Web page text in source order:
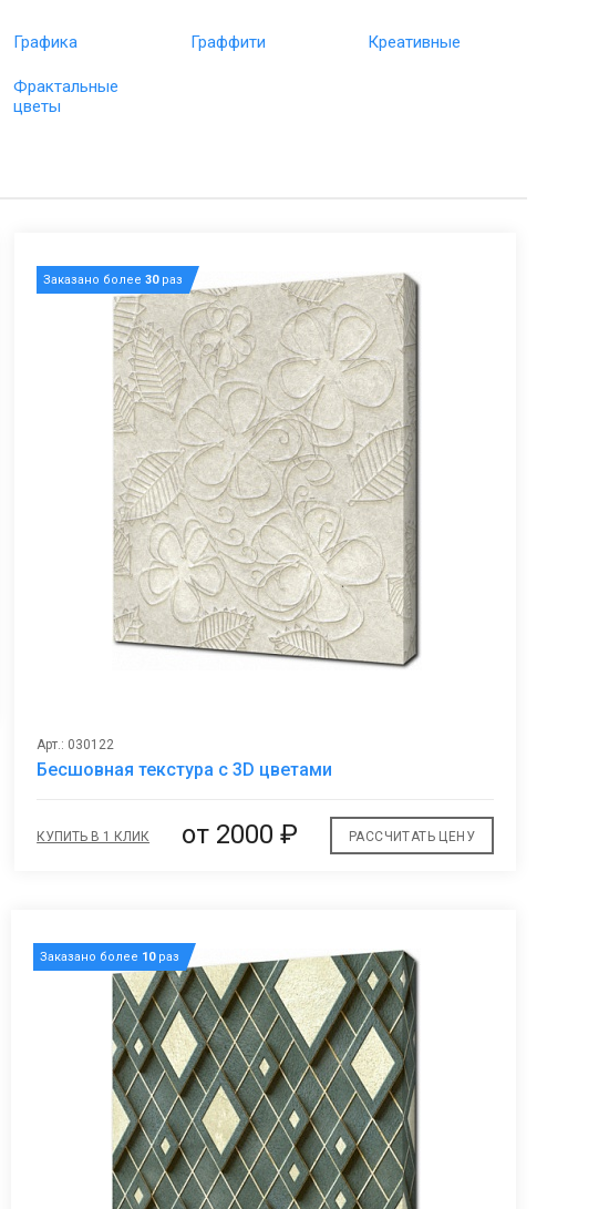
Графика Граффити Креативные
Фрактальные
цветы
Заказано более30раз
Арт.: 030122
Бесшовная текстура с 3D цветами
КУПИТЬ В 1 КЛИК от 2000 ₽ РАССЧИТАТЬ ЦЕНУ
Заказано более 10раз